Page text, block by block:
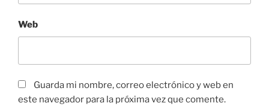
Web
Guarda mi nombre, correo electrónico y web en
este navegador para la próxima vez que comente.